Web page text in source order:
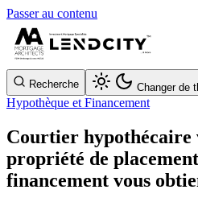
Passer au contenu
Recherche Changer de
Hypothèque et Financement
Courtier hypothécaire
propriété de
financement vous